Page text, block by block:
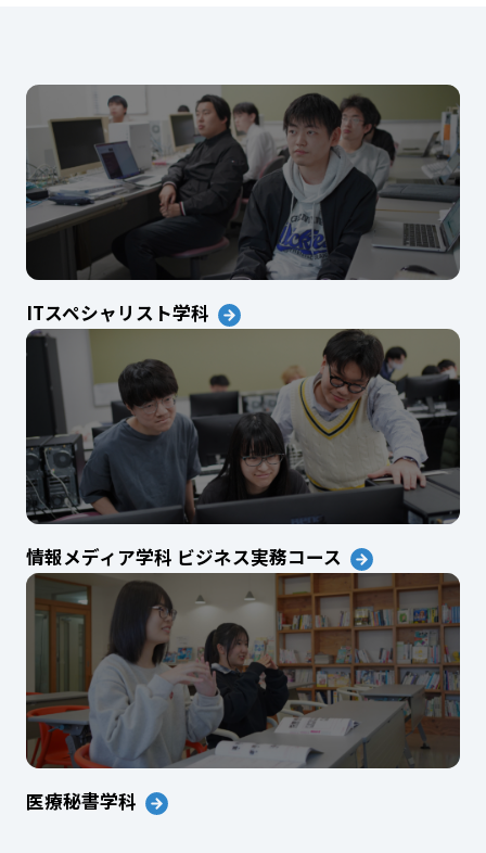
ITスペシャリスト学科
情報メディア学科 ビジネス実務コース
医療秘書学科